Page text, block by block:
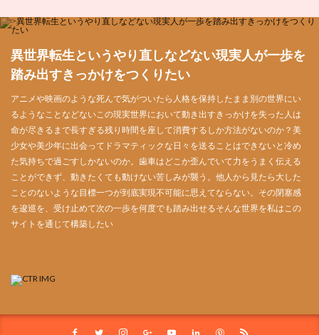
異世界転生というやり直しなどない現実人が一歩を
踏み出すきっかけをつくりたい
アニメや映画のような死んで気がついたら人格を保持したまま別の世界にい
るようなことなどないこの現実世界において動き出すきっかけを失った人は
命が尽きるまで長すぎる残り時間を座して消費するしか方法がないのか？美
少女や美少年に出会ってドラマティックな日々を送ることはできないと冷め
た気持ちで過ごすしかないのか。歯車はどこか歪んでいて力をうまく伝える
ことができず、動きたくても動けない苦しみが襲う。他人から見たら大した
ことのないような目標一つが到底実現不可能に思えてならない。その閉塞感
を逡巡を、受け止めて次の一歩を何度でも踏み出せるそんな世界を私はこの
サイトを通じて構築したい